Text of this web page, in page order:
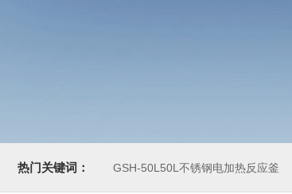
热门关键词： GSH-50L50L不锈钢电加热反应釜